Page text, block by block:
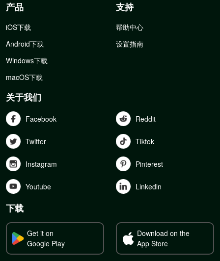
产品
iOS下载
Android下载
Windows下载
macOS下载
支持
帮助中心
设置指南
关于我们
Facebook Reddit
Twitter Tiktok
Instagram Pinterest
Youtube Linkedln
下载
Get it on
Google Play
Download on the
App Store